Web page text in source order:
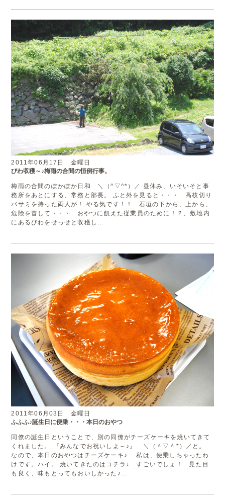
2011年06月17日 金曜日
びわ収穫～♪梅雨の合間の恒例行事。
梅雨の合間のぽかぽか日和 ＼（^▽^*）／ 昼休み、いそいそと事
務所をあとにする、常務と部長。 ふと外を見ると・・・ 高枝切り
バサミを持った両人が！ やる気です！！ 石垣の下から、上から、
危険を冒して・・・ おやつに飢えた従業員のために！？、敷地内
にあるびわをせっせと収穫し…
2011年06月03日 金曜日
ふふふ♪誕生日に便乗・・・本日のおやつ
同僚の誕生日ということで、別の同僚がチーズケーキを焼いてきて
くれました。 『みんなでお祝いしよ～♪』 ＼（＾▽＾*）／と。
なので、本日のおやつはチーズケーキ♪ 私は、便乗しちゃったわ
けです。ハイ。 焼いてきたのはコチラ↓ すごいでしょ！ 見た目
も良く、味もとってもおいしかった♪…